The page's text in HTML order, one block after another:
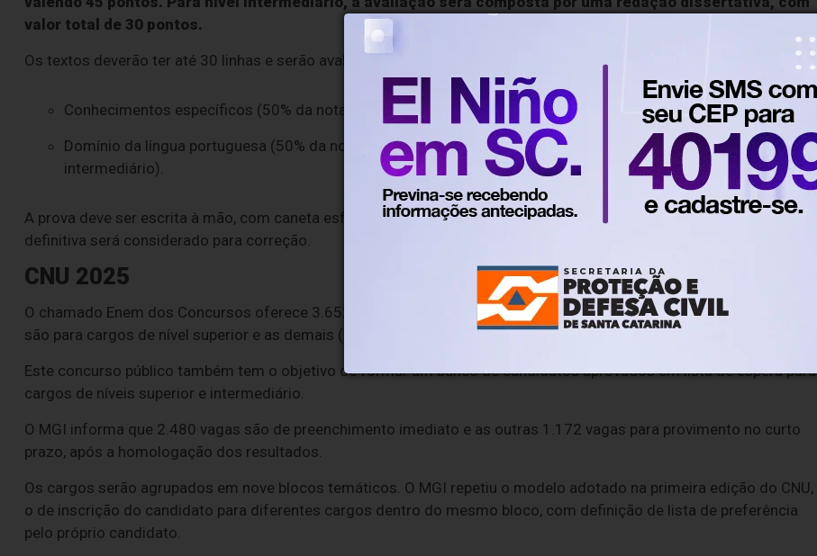
valor total de 30 pontos.
Os textos deverão ter até 30 linhas e serão avaliados a partir de dois critérios:
Conhecimentos específicos (50% da nota total para nível superior);
Domínio da língua portuguesa (50% da nota para os cargos de nível superior e 100% para nível
intermediário).
A prova deve ser escrita à mão, com caneta esferográfica azul ou preta, e somente o texto transcrito na folha
definitiva será considerado para correção.
CNU 2025
O chamado Enem dos Concursos oferece 3.652 vagas distribuídas em 32 órgãos do governo federal. Do total, 3.144
são para cargos de nível superior e as demais (508) são de nível intermediário.
Este concurso público também tem o objetivo de formar um banco de candidatos aprovados em lista de espera para
cargos de níveis superior e intermediário.
O MGI informa que 2.480 vagas são de preenchimento imediato e as outras 1.172 vagas para provimento no curto
prazo, após a homologação dos resultados.
Os cargos serão agrupados em nove blocos temáticos. O MGI repetiu o modelo adotado na primeira edição do CNU,
o de inscrição do candidato para diferentes cargos dentro do mesmo bloco, com definição de lista de preferência
pelo próprio candidato.